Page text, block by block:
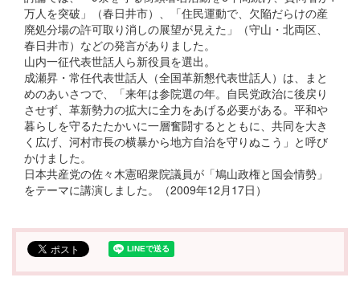
万人を突破」（春日井市）、「住民運動で、欠陥だらけの産
廃処分場の許可取り消しの展望が見えた」（守山・北両区、
春日井市）などの発言がありました。
山内一征代表世話人ら新役員を選出。
成瀬昇・常任代表世話人（全国革新懇代表世話人）は、まと
めのあいさつで、「来年は参院選の年。自民党政治に後戻り
させず、革新勢力の拡大に全力をあげる必要がある。平和や
暮らしを守るたたかいに一層奮闘するとともに、共同を大き
く広げ、河村市長の横暴から地方自治を守りぬこう」と呼び
かけました。
日本共産党の佐々木憲昭衆院議員が「鳩山政権と国会情勢」
をテーマに講演しました。（2009年12月17日）